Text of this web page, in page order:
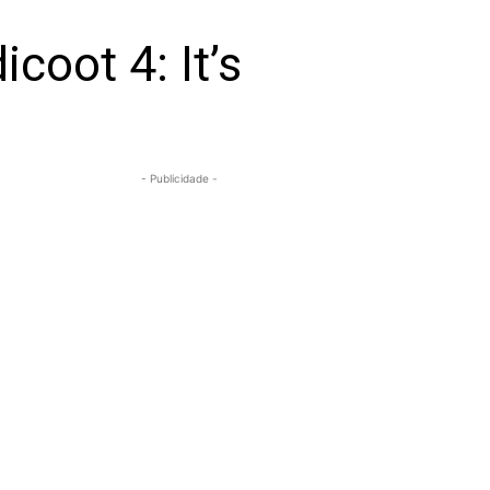
4: It’s
- Publicidade -